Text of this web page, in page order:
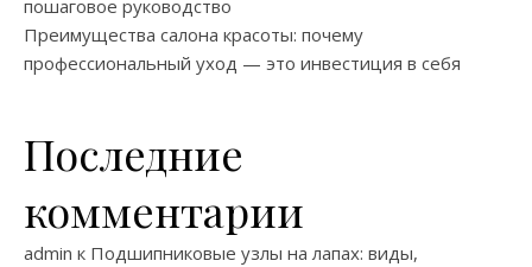
пошаговое руководство
Преимущества салона красоты: почему
профессиональный уход — это инвестиция в себя
Последние
комментарии
admin к Подшипниковые узлы на лапах: виды,